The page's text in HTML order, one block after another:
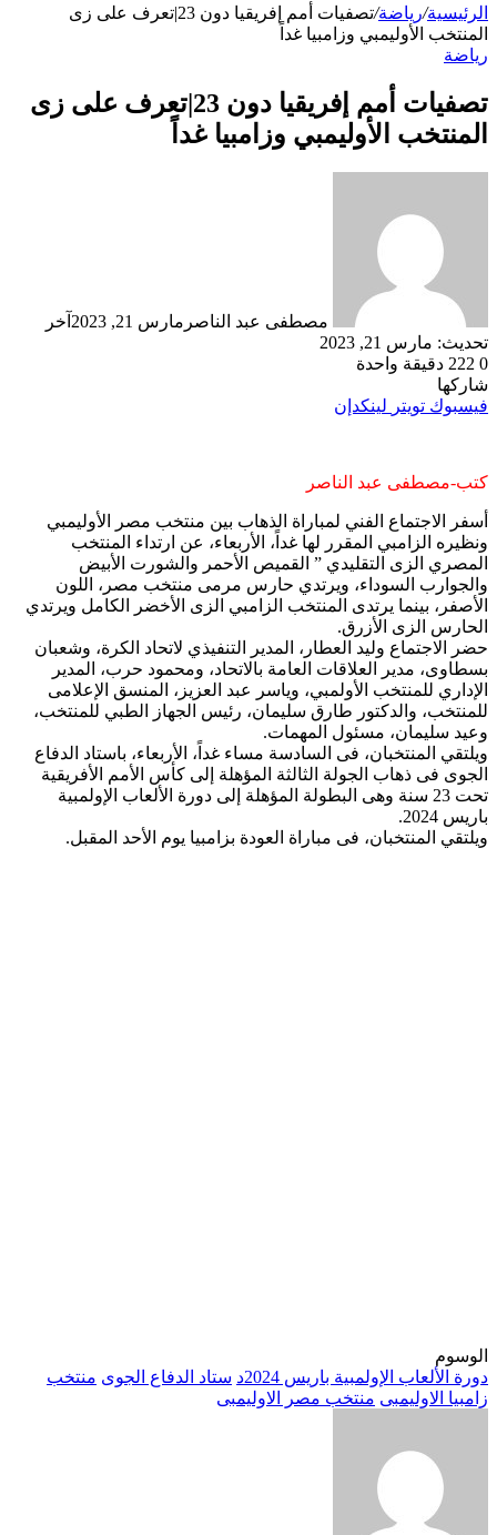
الرئيسية/رياضة/
تصفيات أمم إفريقيا دون 23|تعرف على زى
المنتخب الأوليمبي وزامبيا غداً
رياضة
تصفيات أمم إفريقيا دون 23|تعرف على زى
المنتخب الأوليمبي وزامبيا غداً
مصطفى عبد الناصر مارس 21, 2023
آخر
تحديث: مارس 21, 2023
0
دقيقة واحدة
شاركها
فيسبوك تويتر لينكدإن
كتب-مصطفى عبد الناصر
أسفر الاجتماع الفني لمباراة الذهاب بين منتخب مصر الأوليمبي
ونظيره الزامبي المقرر لها غداً، الأربعاء، عن ارتداء المنتخب
المصري الزى التقليدي ” القميص الأحمر والشورت الأبيض
والجوارب السوداء، ويرتدي حارس مرمى منتخب مصر، اللون
الأصفر، بينما يرتدى المنتخب الزامبي الزى الأخضر الكامل ويرتدي
الحارس الزى الأزرق.
حضر الاجتماع وليد العطار، المدير التنفيذي لاتحاد الكرة، وشعبان
بسطاوى، مدير العلاقات العامة بالاتحاد، ومحمود حرب، المدير
الإداري للمنتخب الأولمبي، وياسر عبد العزيز، المنسق الإعلامى
للمنتخب، والدكتور طارق سليمان، رئيس الجهاز الطبي للمنتخب،
وعيد سليمان، مسئول المهمات.
ويلتقي المنتخبان، فى السادسة مساء غداً، الأربعاء، باستاد الدفاع
الجوى فى ذهاب الجولة الثالثة المؤهلة إلى كأس الأمم الأفريقية
تحت 23 سنة وهى البطولة المؤهلة إلى دورة الألعاب الإولمبية
باريس 2024.
ويلتقي المنتخبان، فى مباراة العودة بزامبيا يوم الأحد المقبل.
الوسوم
دورة الألعاب الإولمبية باريس 2024د
ستاد الدفاع الجوى منتخب
زامبيا الاوليمبى منتخب مصر الاوليمبى